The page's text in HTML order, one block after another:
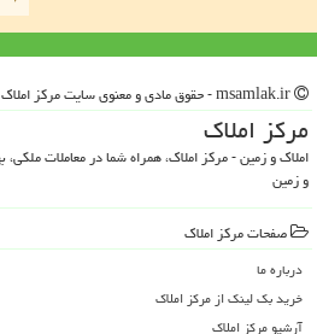
مركز املاك
املاک و زمین - مرکز املاک، همراه شما در معاملات
و زمین
صفحات مركز املاك
درباره ما
خرید بک لینک از مركز املاك
آرشیو مركز املاك